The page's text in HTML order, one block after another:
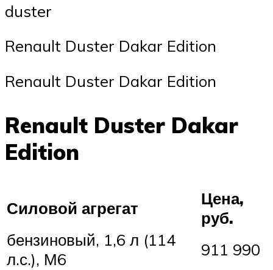
duster
Renault Duster Dakar Edition
Renault Duster Dakar Edition
Renault Duster Dakar
Edition
Силовой агрегат
Цена,
руб.
бензиновый, 1,6 л (114
л.с.), М6
911 990